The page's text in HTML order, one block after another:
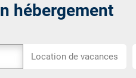
hébergement
Location de vacances